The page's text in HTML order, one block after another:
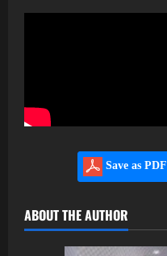
Save as PDF
ABOUT THE AUTHOR